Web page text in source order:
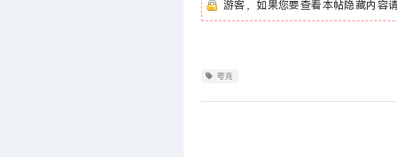
游客，如果您要查看本帖隐藏内容
夸克